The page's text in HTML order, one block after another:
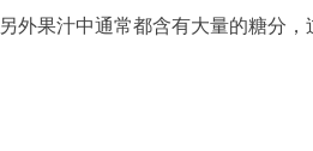
另外果汁中通常都含有大量的糖分，